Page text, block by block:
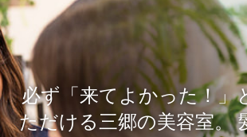
必ず「来てよかった！」
ただける三郷の美容室。